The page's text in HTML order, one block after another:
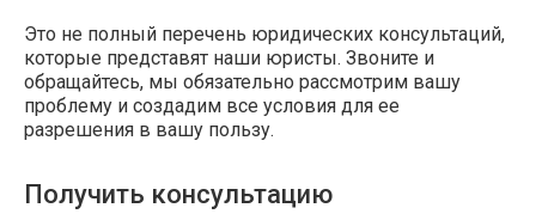
Это не полный перечень юридических консультаций,
которые представят наши юристы. Звоните и
обращайтесь, мы обязательно рассмотрим вашу
проблему и создадим все условия для ее
разрешения в вашу пользу.
Получить консультацию